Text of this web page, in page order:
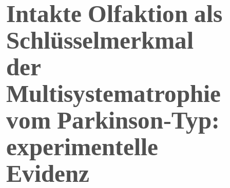
Intakte Olfaktion als
Schlüsselmerkmal
der
Multisystematrophie
vom Parkinson-Typ:
experimentelle
Evidenz